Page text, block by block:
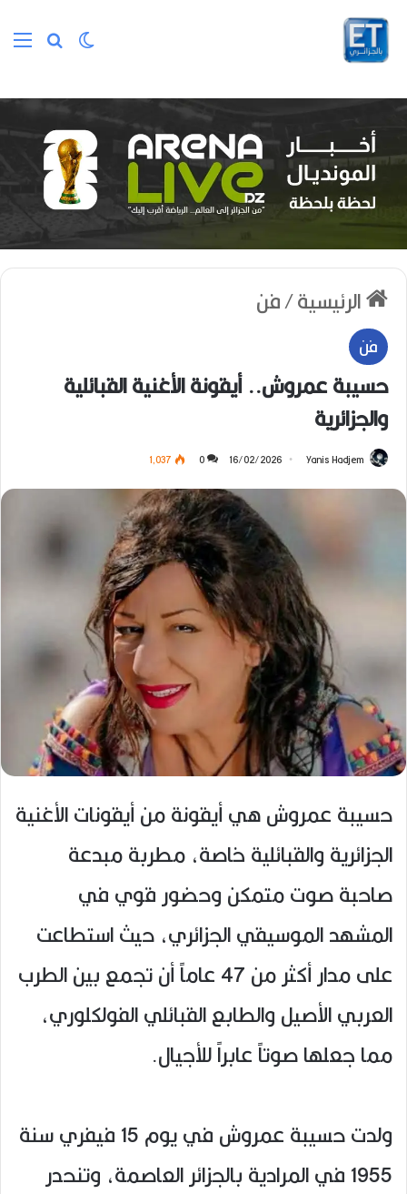
بحث عن
الوضع المظلم
الرئيسية/فن
فن
حسيبة عمروش.. أيقونة الأغنية القبائلية
والجزائرية
Yanis Hadjem
16/02/2026
0 1٬037
حسيبة عمروش هي أيقونة من أيقونات الأغنية
الجزائرية والقبائلية خاصة، مطربة مبدعة
صاحبة صوت متمكن وحضور قوي في
المشهد الموسيقي الجزائري، حيث استطاعت
على مدار أكثر من 47 عاماً أن تجمع بين الطرب
العربي الأصيل والطابع القبائلي الفولكلوري،
مما جعلها صوتاً عابراً للأجيال.
ولدت حسيبة عمروش في يوم 15 فيفري سنة
1955 في المرادية بالجزائر العاصمة، وتنحدر